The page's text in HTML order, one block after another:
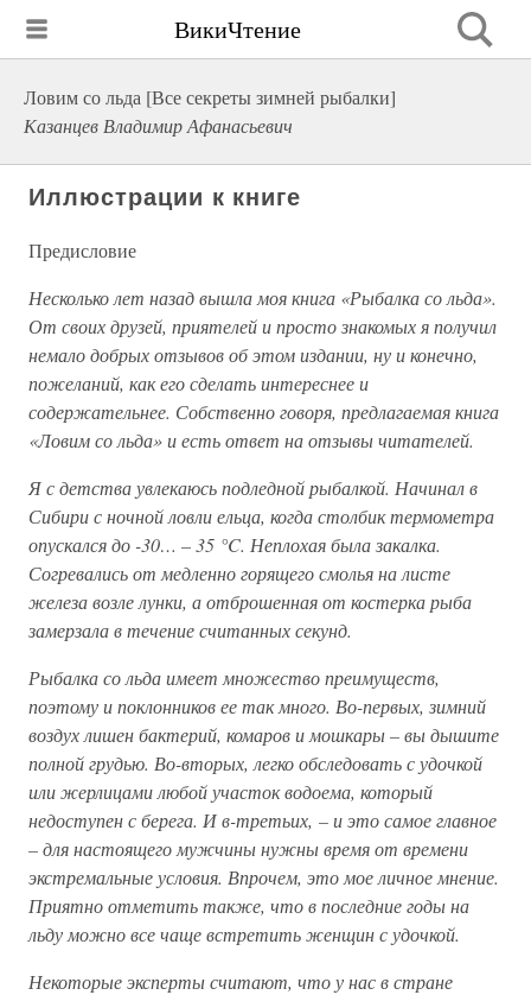
ВикиЧтение
Ловим со льда [Все секреты зимней рыбалки]
Казанцев Владимир Афанасьевич
Иллюстрации к книге
Предисловие
Несколько лет назад вышла моя книга «Рыбалка со льда».
От своих друзей, приятелей и просто знакомых я получил
немало добрых отзывов об этом издании, ну и конечно,
пожеланий, как его сделать интереснее и
содержательнее. Собственно говоря, предлагаемая книга
«Ловим со льда» и есть ответ на отзывы читателей.
Я с детства увлекаюсь подледной рыбалкой. Начинал в
Сибири с ночной ловли ельца, когда столбик термометра
опускался до -30… – 35 °C. Неплохая была закалка.
Согревались от медленно горящего смолья на листе
железа возле лунки, а отброшенная от костерка рыба
замерзала в течение считанных секунд.
Рыбалка со льда имеет множество преимуществ,
поэтому и поклонников ее так много. Во-первых, зимний
воздух лишен бактерий, комаров и мошкары – вы дышите
полной грудью. Во-вторых, легко обследовать с удочкой
или жерлицами любой участок водоема, который
недоступен с берега. И в-третьих, – и это самое главное
– для настоящего мужчины нужны время от времени
экстремальные условия. Впрочем, это мое личное мнение.
Приятно отметить также, что в последние годы на
льду можно все чаще встретить женщин с удочкой.
Некоторые эксперты считают, что у нас в стране